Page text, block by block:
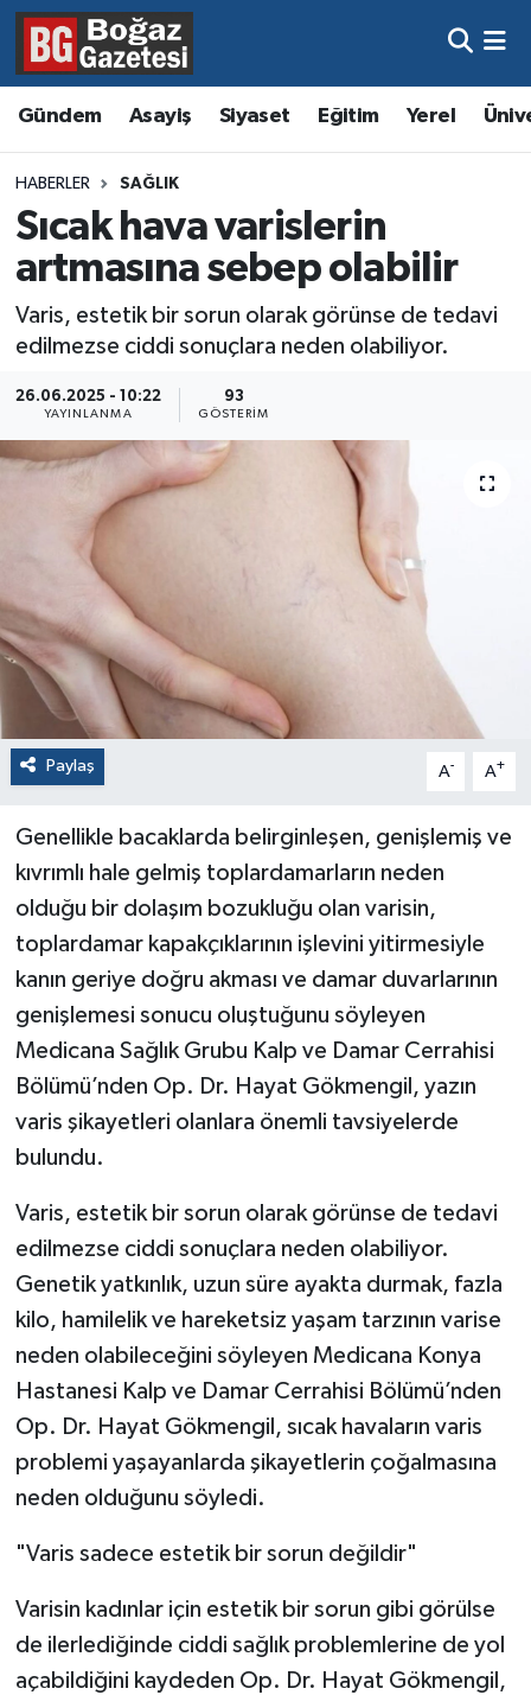
Gündem Asayiş Siyaset Eğitim Yerel
HABERLER SAĞLIK
Sıcak hava varislerin
artmasına sebep olabilir
Varis, estetik bir sorun olarak görünse de tedavi
edilmezse ciddi sonuçlara neden olabiliyor.
26.06.2025 - 10:22
YAYINLANMA
93
GÖSTERIM
Paylaş A- A+
Genellikle bacaklarda belirginleşen, genişlemiş ve
kıvrımlı hale gelmiş toplardamarların neden
olduğu bir dolaşım bozukluğu olan varisin,
toplardamar kapakçıklarının işlevini yitirmesiyle
kanın geriye doğru akması ve damar duvarlarının
genişlemesi sonucu oluştuğunu söyleyen
Medicana Sağlık Grubu Kalp ve Damar Cerrahisi
Bölümü’nden Op. Dr. Hayat Gökmengil, yazın
varis şikayetleri olanlara önemli tavsiyelerde
bulundu.
Varis, estetik bir sorun olarak görünse de tedavi
edilmezse ciddi sonuçlara neden olabiliyor.
Genetik yatkınlık, uzun süre ayakta durmak, fazla
kilo, hamilelik ve hareketsiz yaşam tarzının varise
neden olabileceğini söyleyen Medicana Konya
Hastanesi Kalp ve Damar Cerrahisi Bölümü’nden
Op. Dr. Hayat Gökmengil, sıcak havaların varis
problemi yaşayanlarda şikayetlerin çoğalmasına
neden olduğunu söyledi.
"Varis sadece estetik bir sorun değildir"
Varisin kadınlar için estetik bir sorun gibi görülse
de ilerlediğinde ciddi sağlık problemlerine de yol
açabildiğini kaydeden Op. Dr. Hayat Gökmengil,
Asayiş
Eğitim
Ekonomi
Gündem
Kültür ve Sanat
Magazin
Resmi İlanlar
Sağlık
Hava Durumu
Trafik Durumu
Süper Lig Puan Durumu ve Fikstür
Tüm Manşetler
Son Dakika Haberleri
Haber Arşivi